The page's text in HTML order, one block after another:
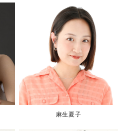
麻生夏子